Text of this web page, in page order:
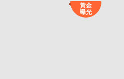
黃金
曝光